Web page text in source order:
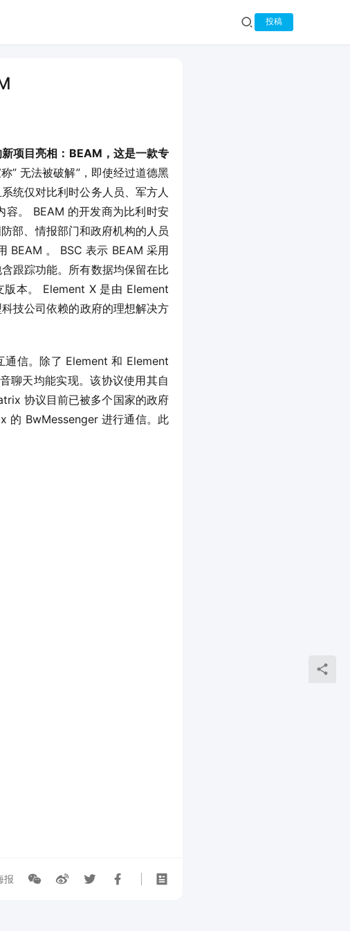
投稿
项目亮相：BEAM，这是一款专
” 无法被破解”，即使经过道德黑
统仅对比利时公务人员、军方人
容。 BEAM 的开发商为比利时安
部、情报部门和政府机构的人员
BEAM 。 BSC 表示 BEAM 采用
跟踪功能。所有数据均保留在比
本。 Element X 是由 Element
技公司依赖的政府的理想解决方
信。除了 Element 和 Element
聊天均能实现。该协议使用其自
协议目前已被多个国家的政府
的 BwMessenger 进行通信。此
报